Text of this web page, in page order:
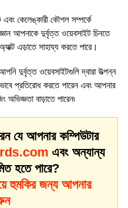
কেলেঙ্কারী কৌশল সম্পর্কে
আপনাকে দুর্বৃত্ত ওয়েবসাইট চিনতে
এড়াতে সাহায্য করতে পারে।
দুর্বৃত্ত ওয়েবসাইটগুলি দ্বারা উত্পন্ন
প্রতিরোধ করতে পারেন এবং আপনার
অভিজ্ঞতা বাড়াতে পারেন৷
যে আপনার কম্পিউটার
এবং অন্যান্য
হতে পারে?
হুমকির জন্য আপনার